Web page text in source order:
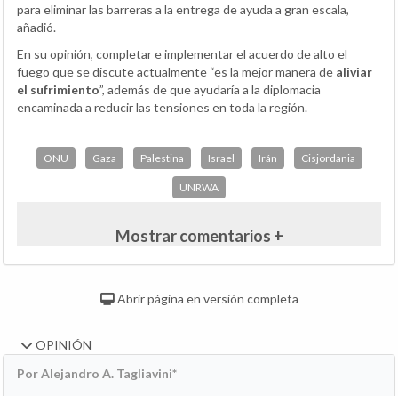
para eliminar las barreras a la entrega de ayuda a gran escala,
añadió.
En su opinión, completar e implementar el acuerdo de alto el
fuego que se discute actualmente “es la mejor manera de aliviar
el sufrimiento”, además de que ayudaría a la diplomacia
encaminada a reducir las tensiones en toda la región.
ONU Gaza Palestina Israel Irán Cisjordania
UNRWA
Mostrar comentarios +
Abrir página en versión completa
OPINIÓN
Por Alejandro A. Tagliavini*